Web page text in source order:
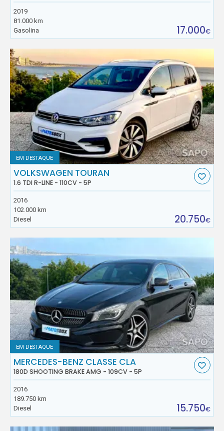
2019
81.000 km
Gasolina
17.000€
EM DESTAQUE
VOLKSWAGEN TOURAN
1.6 TDI R-LINE - 110CV - 5P
2016
102.000 km
Diesel
20.750€
EM DESTAQUE
MERCEDES-BENZ CLASSE CLA
180D SHOOTING BRAKE AMG - 109CV - 5P
2016
189.750 km
Diesel
15.750€